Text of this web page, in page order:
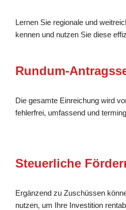
Lernen Sie regionale und
kennen und nutzen Sie diese
Rundum-
Die gesamte Einreichung wird
fehlerfrei, umfassend und
Steuerliche
Ergänzend zu Zuschüssen
nutzen, um Ihre Investition